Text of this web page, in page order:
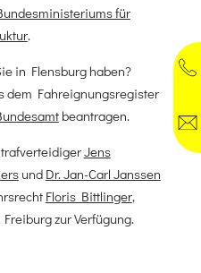
für
.
in Flensburg haben?
dem Fahreignungsregister
beantragen.
Jens
und Dr. Jan-Carl Janssen
Floris Bittlinger,
zur Verfügung.